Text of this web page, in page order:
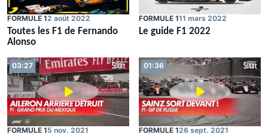
FORMULE 12 août 2022
Toutes les F1 de Fernando
Alonso
FORMULE 111 mars 2022
Le guide F1 2022
03:27
FORMULE 15 nov. 2021
01:36
FORMULE 126 sept. 2021